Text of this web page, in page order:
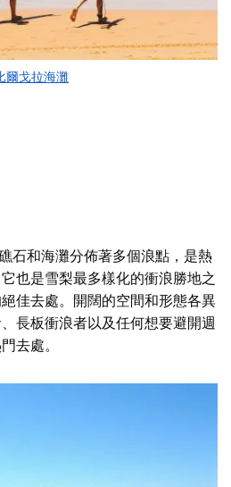
爾戈拉海灘
石和海灘分佈著多個浪點，是熱
也是雪梨最多樣化的衝浪勝地之
佳去處。開闊的空間和形態各異
長板衝浪者以及任何想要避開週
去處。